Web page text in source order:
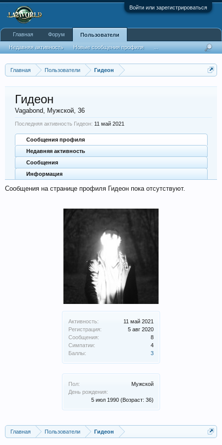
Войти или зарегистрироваться
Главная Пользователи Гидеон
Активность:
11 май 2021
Регистрация:
5 авг 2020
Сообщения:
8
Симпатии:
4
Баллы:
3
Пол:
Мужской
День рождения:
5 июл 1990 (Возраст: 36)
Гидеон
Vagabond, Мужской, 36
Последняя активность Гидеон: 11 май 2021
Сообщения профиля
Недавняя активность
Сообщения
Информация
Сообщения на странице профиля Гидеон пока отсутствуют.
Главная Пользователи Гидеон
Главная Форум Пользователи
Недавняя активность Новые сообщения профиля